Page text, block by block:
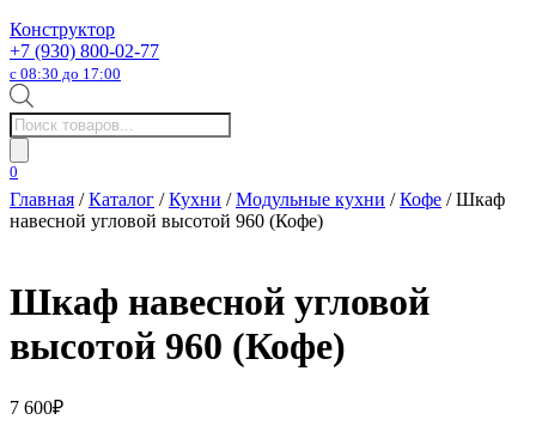
Конструктор
+7 (930) 800-02-77
с 08:30 до 17:00
Поиск
товаров
0
Главная /Каталог /Кухни /Модульные кухни /Кофе / Шкаф
навесной угловой высотой 960 (Кофе)
Шкаф навесной угловой
высотой 960 (Кофе)
7 600₽